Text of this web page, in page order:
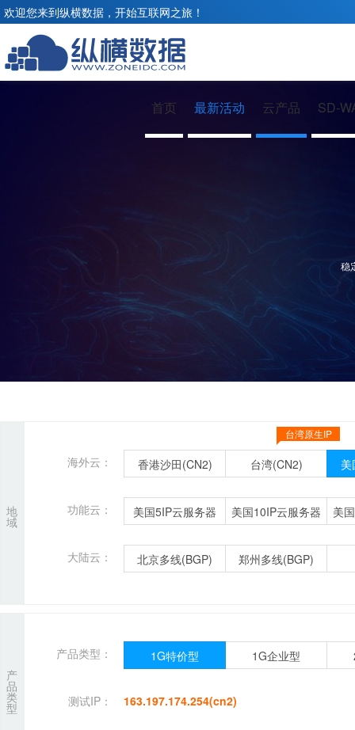
欢迎您来到纵横数据，开始互联网之旅！
首页 最新活动 云产品 SD-
稳
地
域
海外云： 香港沙田(CN2) 台湾(CN2)
台湾原生IP
功能云： 美国5IP云服务器 美国10IP云服务器 美
大陆云： 北京多线(BGP) 郑州多线(BGP)
产
品
类
型
产品类型： 1G特价型 1G企业型
测试IP： 163.197.174.254(cn2)